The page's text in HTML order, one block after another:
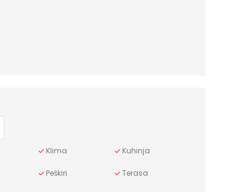
Klima Kuhinja
Peškiri Terasa